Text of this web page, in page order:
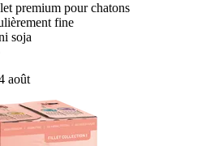
premium pour chatons
fine
soja
août